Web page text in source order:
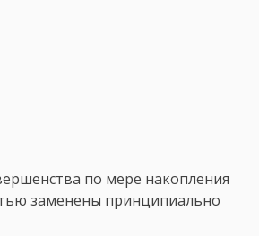
по мере накопления
заменены принципиально